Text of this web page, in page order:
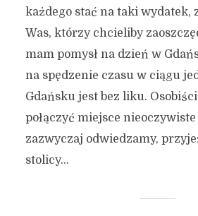
każdego stać na taki wydatek,
Was, którzy chcieliby
mam pomysł na dzień w
na spędzenie czasu w ciągu
Gdańsku jest bez liku.
połączyć miejsce
zazwyczaj odwiedzamy,
stolicy...